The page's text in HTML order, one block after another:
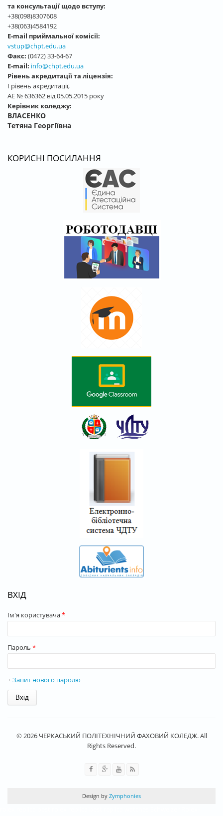
та консультації щодо вступу:
+38(098)8307608
+38(063)4584192
E-mail приймальної комісії:
vstup@chpt.edu.ua
Факс: (0472) 33-64-67
E-mail: info@chpt.edu.ua
Рівень акредитації та ліцензія:
І рівень акредитації,
АЕ № 636362 від 05.05.2015 року
Керівник коледжу:
ВЛАСЕНКО
Тетяна Георгіївна
КОРИСНІ ПОСИЛАННЯ
ВХІД
Ім'я користувача*
Пароль *
Запит нового паролю
© 2026 ЧЕРКАСЬКИЙ ПОЛІТЕХНІЧНИЙ ФАХОВИЙ КОЛЕДЖ. All
Rights Reserved.
Design by Zymphonies